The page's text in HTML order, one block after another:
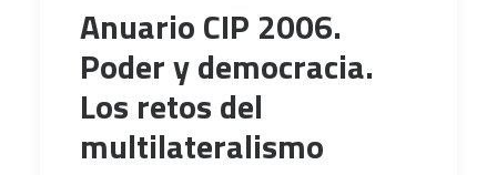
Anuario CIP 2006.
Poder y democracia.
Los retos del
multilateralismo